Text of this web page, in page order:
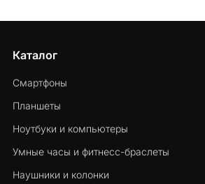
Каталог
Смартфоны
Планшеты
Ноутбуки и компьютеры
Умные часы и фитнесс-браслеты
Наушники и колонки